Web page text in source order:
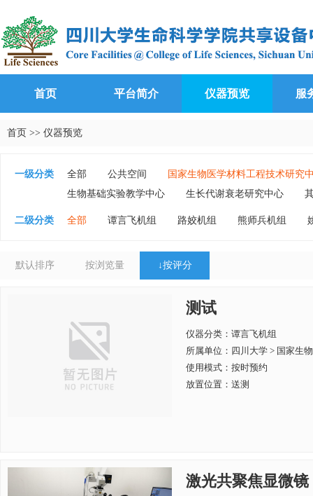
首页 平台简介 仪器预览 服
首页 >> 仪器预览
一级分类 全部 公共空间
国家生物医学材料工程技术研究
生物基础实验教学中心
生长代谢衰老研究中心
二级分类 全部 谭言飞机组 路姣机组 熊师兵机组
默认排序 按浏览量 ↓按评分
测试
仪器分类：谭言飞机组
所属单位： 四川大学 > 国家生
使用模式：按时预约
放置位置：送测
激光共聚焦显微镜